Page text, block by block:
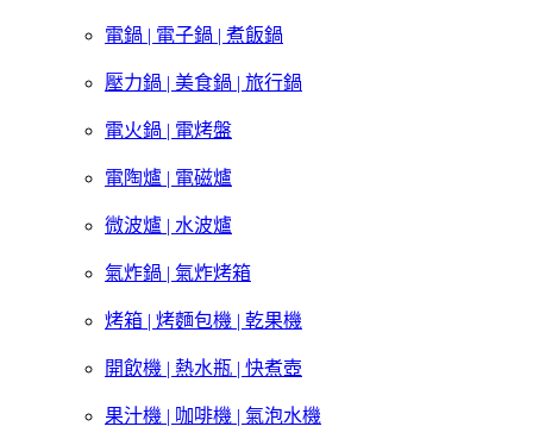
電鍋 | 電子鍋 | 煮飯鍋
壓力鍋 | 美食鍋 | 旅行鍋
電火鍋 | 電烤盤
電陶爐 | 電磁爐
微波爐 | 水波爐
氣炸鍋 | 氣炸烤箱
烤箱 | 烤麵包機 | 乾果機
開飲機 | 熱水瓶 | 快煮壺
果汁機 | 咖啡機 | 氣泡水機